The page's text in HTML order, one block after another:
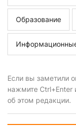
Образование
Если вы заметили
нажмите Ctrl+Enter
об этом редакции.